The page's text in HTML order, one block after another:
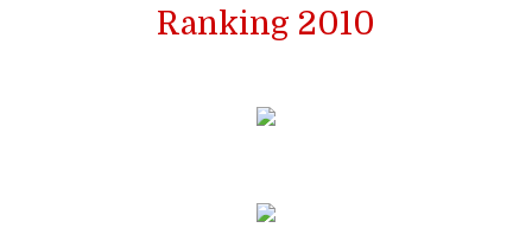
Ranking 2010